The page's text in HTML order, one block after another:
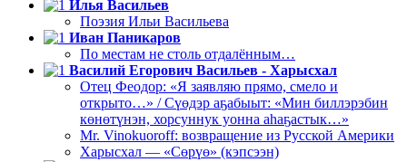
Илья Васильев
Поэзия Ильи Васильева
Иван Паникаров
По местам не столь отдалённым…
Василий Егорович Васильев - Харысхал
Отец Феодор: «Я заявляю прямо, смело и
открыто…» / Сүөдэр аҕабыыт: «Мин биллэрэбин
көнөтүнэн, хорсуннук уонна аһаҕастык…»
Mr. Vinokuoroff: возвращение из Русской Америки
Харысхал — «Сөрүө» (кэпсээн)